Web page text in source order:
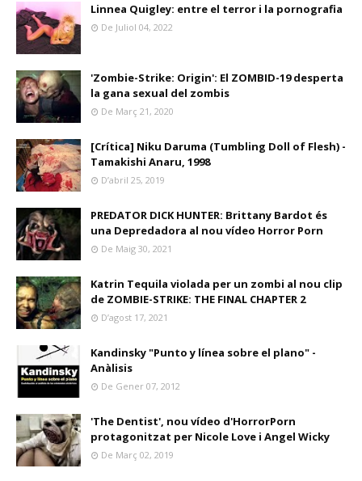
Linnea Quigley: entre el terror i la pornografia
De Juliol 04, 2022
'Zombie-Strike: Origin': El ZOMBID-19 desperta
la gana sexual del zombis
De Març 21, 2020
[Crítica] Niku Daruma (Tumbling Doll of Flesh) -
Tamakishi Anaru, 1998
D’abril 25, 2019
PREDATOR DICK HUNTER: Brittany Bardot és
una Depredadora al nou vídeo Horror Porn
De Maig 30, 2021
Katrin Tequila violada per un zombi al nou clip
de ZOMBIE-STRIKE: THE FINAL CHAPTER 2
D’agost 17, 2021
Kandinsky "Punto y línea sobre el plano" -
Anàlisis
De Gener 07, 2012
'The Dentist', nou vídeo d'HorrorPorn
protagonitzat per Nicole Love i Angel Wicky
De Març 02, 2019